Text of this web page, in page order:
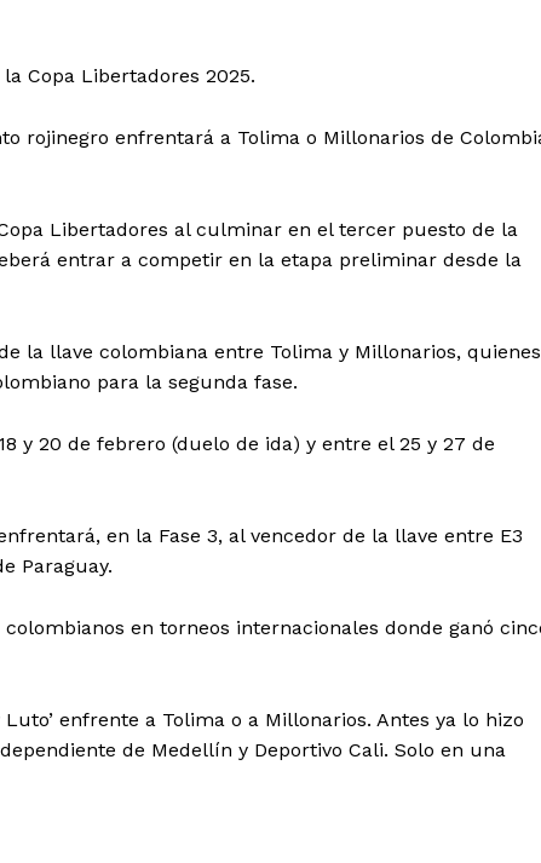
Diario los Andes
Copa Libertadores 2025.
rojinegro enfrentará a Tolima o Millonarios de
Libertadores al culminar en el tercer puesto de la
entrar a competir en la etapa preliminar desde la
la llave colombiana entre Tolima y Millonarios, quienes
para la segunda fase.
y 20 de febrero (duelo de ida) y entre el 25 y 27 de
en la Fase 3, al vencedor de la llave entre E3
Paraguay.
en torneos internacionales donde ganó
enfrente a Tolima o a Millonarios. Antes ya lo hizo
de Medellín y Deportivo Cali. Solo en una